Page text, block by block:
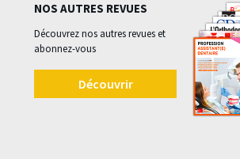
NOS AUTRES REVUES
Découvrez nos autres revues et
abonnez-vous
Découvrir